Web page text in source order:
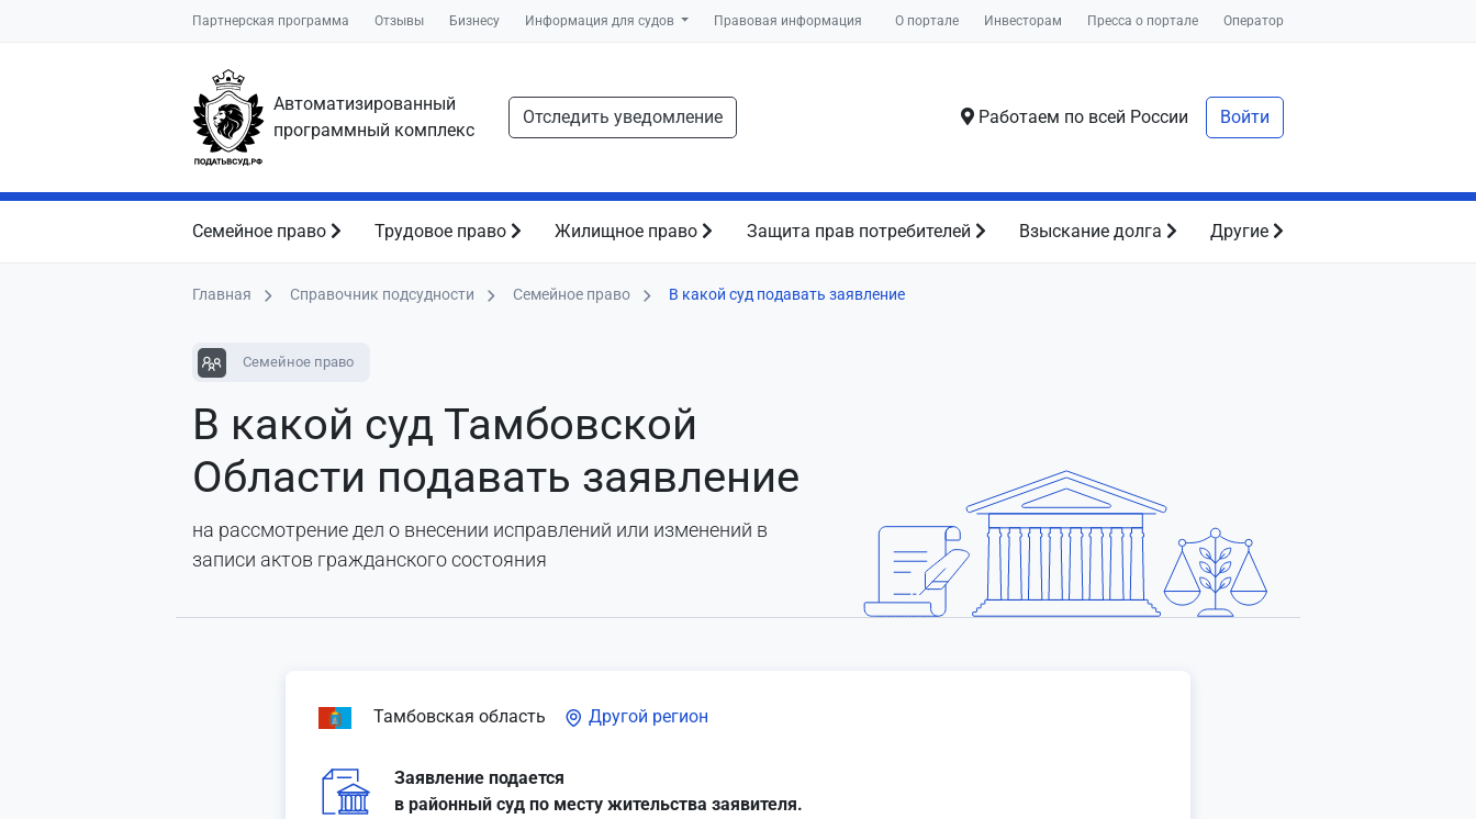
Партнерская программа Отзывы Бизнесу Информация для судов Правовая информация О портале Инвесторам Пресса о портале Оператор
Автоматизированный
программный комплекс
Отследить уведомление Работаем по всей России Войти
Семейное право Трудовое право Жилищное право Защита прав потребителей Взыскание долга Другие
Главная Справочник подсудности Семейное право В какой суд подавать заявление
Семейное право
В какой суд Тамбовской
Области подавать заявление
на рассмотрение дел о внесении исправлений или изменений в
записи актов гражданского состояния
Тамбовская область Другой регион
Заявление подается
в районный суд по месту жительства заявителя.